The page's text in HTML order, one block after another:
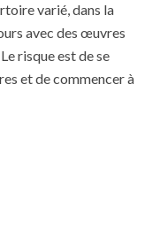
varié, dans la
avec des œuvres
risque est de se
et de commencer à